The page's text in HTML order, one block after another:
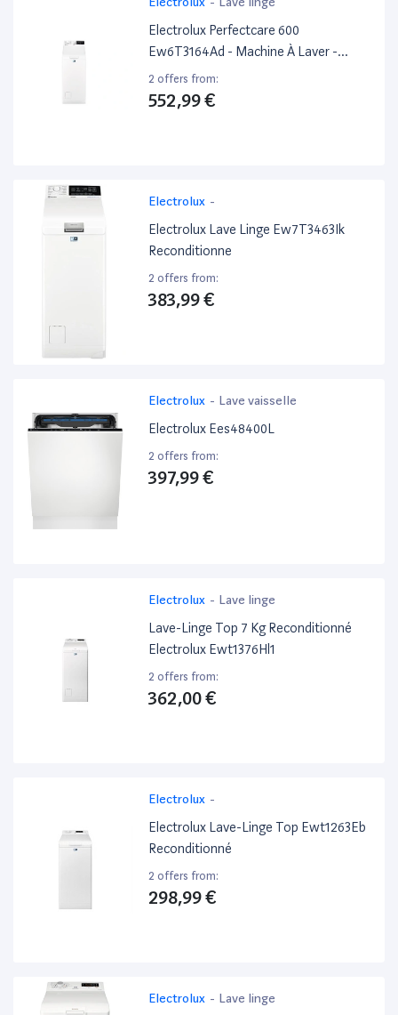
Electrolux Perfectcare 600
Ew6T3164Ad - Machine À Laver -
Largeur : 40 Cm - Profondeur : 60 Cm -
Hauteur : 89 Cm - Chargement Par Le
2 offers from:
552,99 €
Electrolux -
Electrolux Lave Linge Ew7T3463Ik
Reconditionne
2 offers from:
383,99 €
Electrolux - Lave vaisselle
Electrolux Ees48400L
2 offers from:
397,99 €
Electrolux - Lave linge
Lave-Linge Top 7 Kg Reconditionné
Electrolux Ewt1376Hl1
2 offers from:
362,00 €
Electrolux -
Electrolux Lave-Linge Top Ewt1263Eb
Reconditionné
2 offers from:
298,99 €
Electrolux - Lave linge